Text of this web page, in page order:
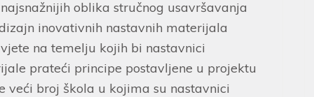
oblika stručnog usavršavanja
inovativnih nastavnih materijala
na temelju kojih bi nastavnici
prateći principe postavljene u projektu
veći broj škola u kojima su nastavnici